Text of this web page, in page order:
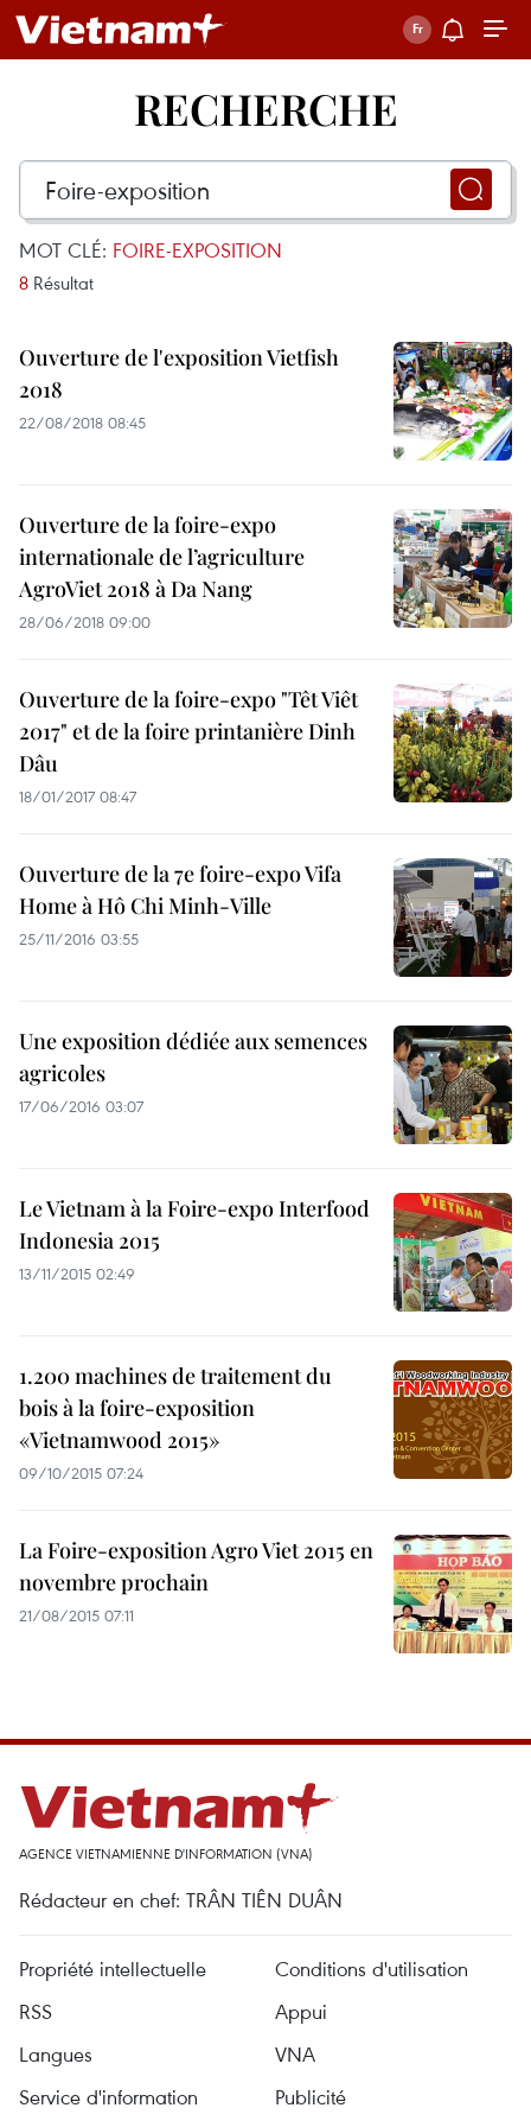
RECHERCHE
MOT CLÉ: FOIRE-EXPOSITION
8 Résultat
Ouverture de l'exposition Vietfish
2018
22/08/2018 08:45
Ouverture de la foire-expo
internationale de l’agriculture
AgroViet 2018 à Da Nang
28/06/2018 09:00
Ouverture de la foire-expo "Têt Viêt
2017" et de la foire printanière Dinh
Dâu
18/01/2017 08:47
Ouverture de la 7e foire-expo Vifa
Home à Hô Chi Minh-Ville
25/11/2016 03:55
Une exposition dédiée aux semences
agricoles
17/06/2016 03:07
Le Vietnam à la Foire-expo Interfood
Indonesia 2015
13/11/2015 02:49
1.200 machines de traitement du
bois à la foire-exposition
«Vietnamwood 2015»
09/10/2015 07:24
La Foire-exposition Agro Viet 2015 en
novembre prochain
21/08/2015 07:11
AGENCE VIETNAMIENNE D'INFORMATION (VNA)
Rédacteur en chef: TRÂN TIÊN DUÂN
Propriété intellectuelle
Conditions d'utilisation
RSS
Appui
Langues
VNA
Service d'information
Publicité